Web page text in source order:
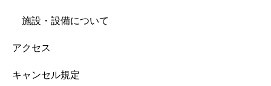
施設・設備について
アクセス
キャンセル規定